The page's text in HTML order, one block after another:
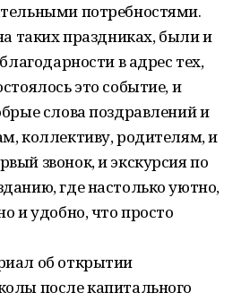
потребностями.
таких праздниках, были и
в адрес тех,
это событие, и
слова поздравлений и
коллективу, родителям, и
звонок, и экскурсия по
где настолько уютно,
и удобно, что просто
об открытии
после капитального